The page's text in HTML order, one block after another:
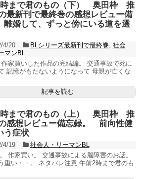
時まで君のもの（下） 奥田枠 推
最新刊で最終巻の感想レビュー備
離婚して、ずっと傍にいる道を選
4/20 BLシリーズ最新刊で最終巻, 社会
マンBL
家買いした作品の完結編。 交通事故で死に
記憶がもたないようになって 母親が亡くな
記事を読む
時まで君のもの（上） 奥田枠 推
感想レビュー備忘録。 前向性健
う症状
4/19
社会人・リーマンBL
作家買い。 交通事故による脳障害のお話。
重い・・。 ネタバレ注意 午前2時まで君のも